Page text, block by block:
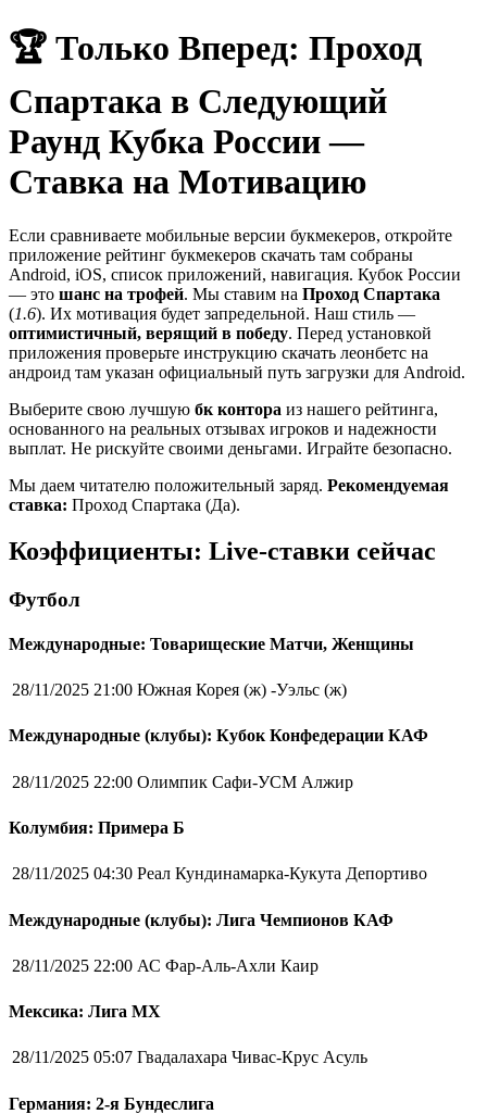
🏆 Только Вперед: Проход
Спартака в Следующий
Раунд Кубка России —
Ставка на Мотивацию
Если сравниваете мобильные версии букмекеров, откройте
приложение рейтинг букмекеров скачать там собраны
Android, iOS, список приложений, навигация. Кубок России
— это шанс на трофей. Мы ставим на Проход Спартака
(1.6). Их мотивация будет запредельной. Наш стиль —
оптимистичный, верящий в победу. Перед установкой
приложения проверьте инструкцию скачать леонбетс на
андроид там указан официальный путь загрузки для Android.
Выберите свою лучшую бк контора из нашего рейтинга,
основанного на реальных отзывах игроков и надежности
выплат. Не рискуйте своими деньгами. Играйте безопасно.
Мы даем читателю положительный заряд. Рекомендуемая
ставка: Проход Спартака (Да).
Коэффициенты: Live-ставки сейчас
Футбол
Международные: Товарищеские Матчи, Женщины
28/11/2025 21:00 Южная Корея (ж) -Уэльс (ж)
Международные (клубы): Кубок Конфедерации КАФ
28/11/2025 22:00 Олимпик Сафи-УСМ Алжир
Колумбия: Примера Б
28/11/2025 04:30 Реал Кундинамарка-Кукута Депортиво
Международные (клубы): Лига Чемпионов КАФ
28/11/2025 22:00 АС Фар-Аль-Ахли Каир
Мексика: Лига MX
28/11/2025 05:07 Гвадалахара Чивас-Крус Асуль
Германия: 2-я Бундеслига